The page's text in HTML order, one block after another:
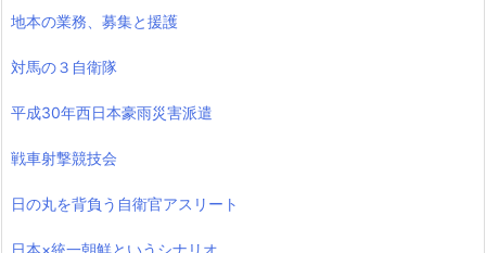
地本の業務、募集と援護
対馬の３自衛隊
平成30年西日本豪雨災害派遣
戦車射撃競技会
日の丸を背負う自衛官アスリート